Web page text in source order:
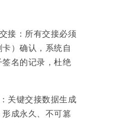
：所有交接必须
）确认，系统自
名的记录，杜绝
关键交接数据生成
成永久、不可篡